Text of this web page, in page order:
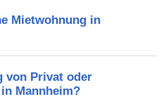
Mietwohnung in
von Privat oder
Mannheim?